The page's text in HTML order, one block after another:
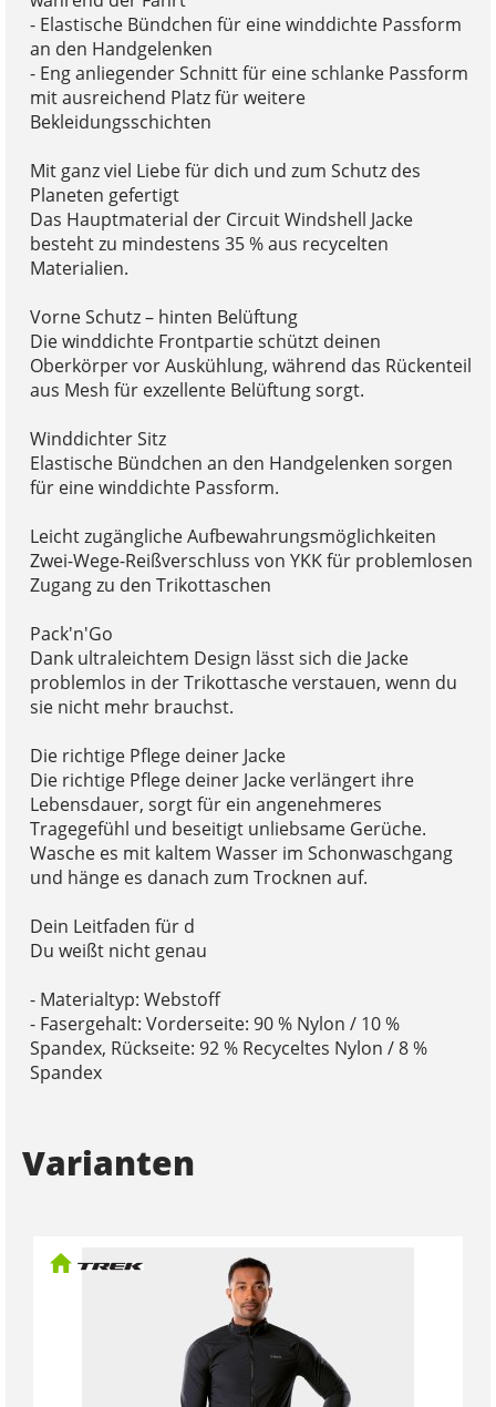
- Elastische Bündchen für eine winddichte Passform
an den Handgelenken
- Eng anliegender Schnitt für eine schlanke Passform
mit ausreichend Platz für weitere
Bekleidungsschichten
Mit ganz viel Liebe für dich und zum Schutz des
Planeten gefertigt
Das Hauptmaterial der Circuit Windshell Jacke
besteht zu mindestens 35 % aus recycelten
Materialien.
Vorne Schutz – hinten Belüftung
Die winddichte Frontpartie schützt deinen
Oberkörper vor Auskühlung, während das Rückenteil
aus Mesh für exzellente Belüftung sorgt.
Winddichter Sitz
Elastische Bündchen an den Handgelenken sorgen
für eine winddichte Passform.
Leicht zugängliche Aufbewahrungsmöglichkeiten
Zwei-Wege-Reißverschluss von YKK für problemlosen
Zugang zu den Trikottaschen
Pack'n'Go
Dank ultraleichtem Design lässt sich die Jacke
problemlos in der Trikottasche verstauen, wenn du
sie nicht mehr brauchst.
Die richtige Pflege deiner Jacke
Die richtige Pflege deiner Jacke verlängert ihre
Lebensdauer, sorgt für ein angenehmeres
Tragegefühl und beseitigt unliebsame Gerüche.
Wasche es mit kaltem Wasser im Schonwaschgang
und hänge es danach zum Trocknen auf.
Dein Leitfaden für d
Du weißt nicht genau
- Materialtyp: Webstoff
- Fasergehalt: Vorderseite: 90 % Nylon / 10 %
Spandex, Rückseite: 92 % Recyceltes Nylon / 8 %
Spandex
Varianten